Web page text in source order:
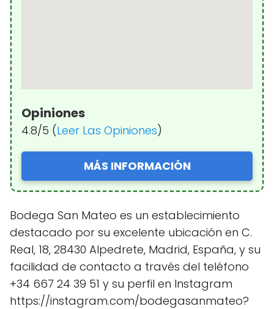
Opiniones
4.8/5 (Leer Las Opiniones)
MÁS INFORMACIÓN
Bodega San Mateo es un establecimiento
destacado por su excelente ubicación en C.
Real, 18, 28430 Alpedrete, Madrid, España, y su
facilidad de contacto a través del teléfono
+34 667 24 39 51 y su perfil en Instagram
https://instagram.com/bodegasanmateo?